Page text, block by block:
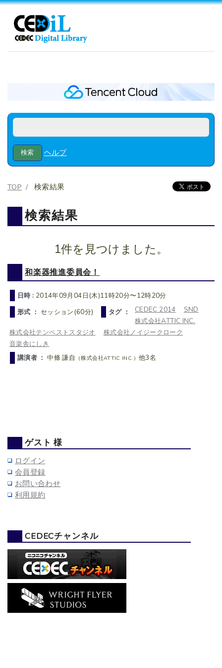
ヘルプ
TOP 検索結果
検索結果
1件を見つけました。
和楽器推進委員会！
日時 : 2014年09月04日(木)11時20分〜12時20分
形式 ： セッション(60分) タグ ： CEDEC 2014
SND
株式会社ATTIC INC.
株式会社テンペストスタジオ
株式会社ノイジークローク
音楽舎にしき
講演者 ：中條 謙自 （株式会社ATTIC INC.） 他3名
ゲスト 様
ログイン
会員登録
お問い合わせ
利用規約
CEDECチャンネル